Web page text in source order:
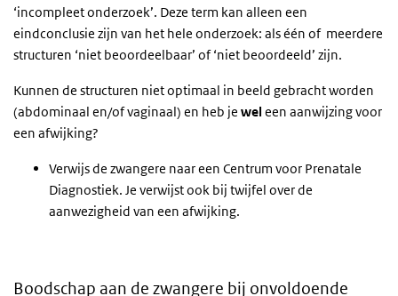
‘incompleet onderzoek’. Deze term kan alleen een
eindconclusie zijn van het hele onderzoek: als één of meerdere
structuren ‘niet beoordeelbaar’ of ‘niet beoordeeld’ zijn.
Kunnen de structuren niet optimaal in beeld gebracht worden
(abdominaal en/of vaginaal) en heb je wel een aanwijzing voor
een afwijking?
Verwijs de zwangere naar een Centrum voor Prenatale
Diagnostiek. Je verwijst ook bij twijfel over de
aanwezigheid van een afwijking.
Boodschap aan de zwangere bij onvoldoende